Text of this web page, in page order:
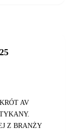
AV
Z BRANŻY